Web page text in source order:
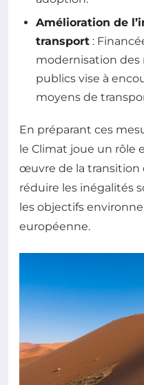
Amélioration de
transport :
modernisation des
publics vise à
moyens de
En préparant ces
le Climat joue un rôle
œuvre de la transition
réduire les inégalités
les objectifs
européenne.